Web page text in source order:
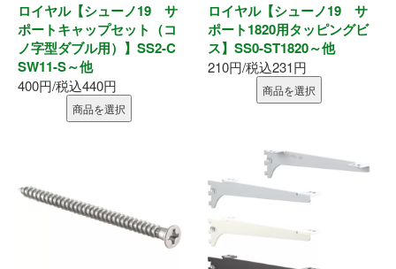
ポスト
現場用品
エアー工具
ロイヤル【シューノ19 サ
ポートキャップセット（コ
ノ字型ダブル用）】SS2-C
SW11-S～他
400円/税込440円
商品を選択
ロイヤル【シューノ19 サ
ポート1820用タッピングビ
ス】SS0-ST1820～他
210円/税込231円
商品を選択